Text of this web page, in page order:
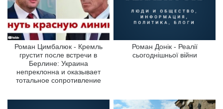
Роман Цимбалюк - Кремль
грустит после встречи в
Берлине: Украина
непреклонна и оказывает
тотальное сопротивление
Роман Донік - Реалії
сьогоднішньої війни